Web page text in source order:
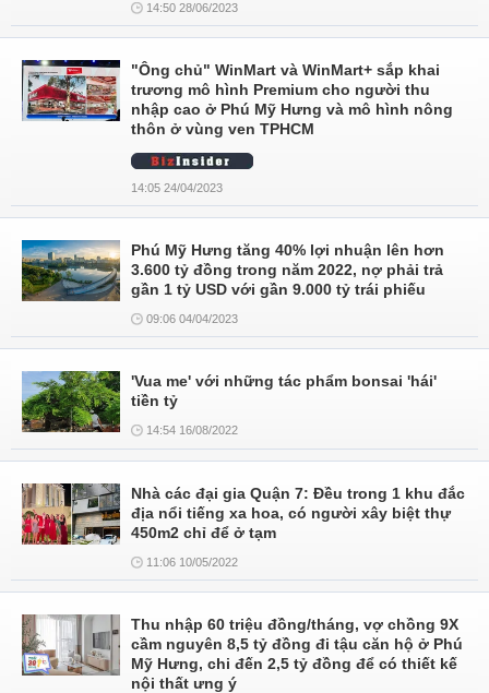
14:50 28/06/2023
"Ông chủ" WinMart và WinMart+ sắp khai
trương mô hình Premium cho người thu
nhập cao ở Phú Mỹ Hưng và mô hình nông
thôn ở vùng ven TPHCM
14:05 24/04/2023
Phú Mỹ Hưng tăng 40% lợi nhuận lên hơn
3.600 tỷ đồng trong năm 2022, nợ phải trả
gần 1 tỷ USD với gần 9.000 tỷ trái phiếu
09:06 04/04/2023
'Vua me' với những tác phẩm bonsai 'hái'
tiền tỷ
14:54 16/08/2022
Nhà các đại gia Quận 7: Đều trong 1 khu đắc
địa nổi tiếng xa hoa, có người xây biệt thự
450m2 chỉ để ở tạm
11:06 10/05/2022
Thu nhập 60 triệu đồng/tháng, vợ chồng 9X
cầm nguyên 8,5 tỷ đồng đi tậu căn hộ ở Phú
Mỹ Hưng, chi đến 2,5 tỷ đồng để có thiết kế
nội thất ưng ý